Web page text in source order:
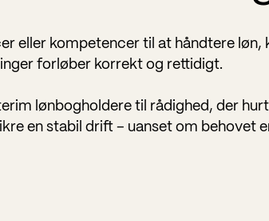
eller kompetencer til at håndtere løn,
forløber korrekt og rettidigt.
lønbogholdere til rådighed, der
en stabil drift – uanset om behovet